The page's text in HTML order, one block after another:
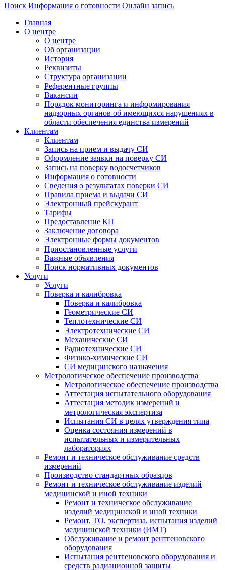
Поиск Информация о готовности Онлайн запись
Главная
О центре
О центре
Об организации
История
Реквизиты
Структура организации
Референтные группы
Вакансии
Порядок мониторинга и информирования
надзорных органов об имеющихся нарушениях в
области обеспечения единства измерений
Клиентам
Клиентам
Запись на прием и выдачу СИ
Оформление заявки на поверку СИ
Запись на поверку водосчетчиков
Информация о готовности
Сведения о результатах поверки СИ
Правила приема и выдачи СИ
Электронный прейскурант
Тарифы
Предоставление КП
Заключение договора
Электронные формы документов
Приостановленные услуги
Важные объявления
Поиск нормативных документов
Услуги
Услуги
Поверка и калибровка
Поверка и калибровка
Геометрические СИ
Теплотехнические СИ
Электротехнические СИ
Механические СИ
Радиотехнические СИ
Физико-химические СИ
СИ медицинского назначения
Метрологическое обеспечение производства
Метрологическое обеспечение производства
Аттестация испытательного оборудования
Аттестация методик измерений и
метрологическая экспертиза
Испытания СИ в целях утверждения типа
Оценка состояния измерений в
испытательных и измерительных
лабораториях
Ремонт и техническое обслуживание средств
измерений
Производство стандартных образцов
Ремонт и техническое обслуживание изделий
медицинской и иной техники
Ремонт и техническое обслуживание
изделий медицинской и иной техники
Ремонт, ТО, экспертиза, испытания изделий
медицинской техники (ИМТ)
Обслуживание и ремонт рентгеновского
оборудования
Испытания рентгеновского оборудования и
средств радиационной защиты